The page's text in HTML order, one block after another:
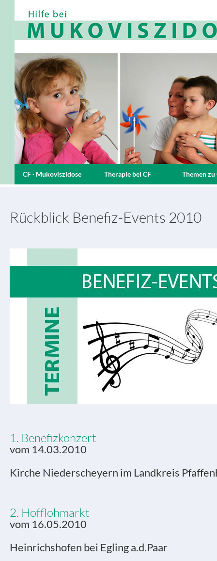
CF · Mukoviszidose Therapie bei CF Themen zu
Rückblick Benefiz-Events 2010
1. Benefizkonzert
vom 14.03.2010
Kirche Niederscheyern im Landkreis
2. Hofflohmarkt
vom 16.05.2010
Heinrichshofen bei Egling a.d.Paar